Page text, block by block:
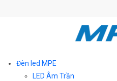
Đèn led MPE
LED Âm Trần